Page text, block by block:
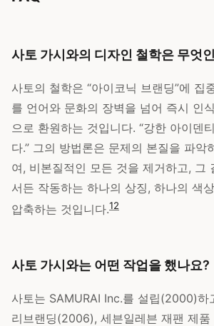
사토 가시와의 디자인 철학은 무엇
사토의 철학은 “아이코닉 브랜딩”에
를 언어와 문화의 장벽을 넘어 즉시 인
으로 환원하는 것입니다. “강한 아이덴
다.” 그의 방법론은 문제의 본질을 파악
여, 비본질적인 모든 것을 제거하고, 그
서든 작동하는 하나의 상징, 하나의 색
압축하는 것입니다.12
사토 가시와는 어떤 작업을 했나요?
사토는 SAMURAI Inc.를 설립(2000)하
리브랜딩(2006), 세븐일레븐 재팬 제품